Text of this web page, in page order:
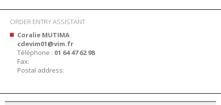
ORDER ENTRY ASSISTANT
Coralie MUTIMA
cdevim01@vim.fr
Téléphone : 01 64 47 62 98
Fax:
Postal address: